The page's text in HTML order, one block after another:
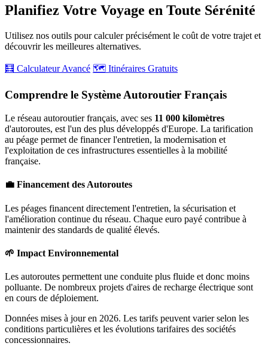
Planifiez Votre Voyage en Toute Sérénité
Utilisez nos outils pour calculer précisément le coût de votre trajet et
découvrir les meilleures alternatives.
🧮 Calculateur Avancé 🗺️ Itinéraires Gratuits
Comprendre le Système Autoroutier Français
Le réseau autoroutier français, avec ses 11 000 kilomètres
d'autoroutes, est l'un des plus développés d'Europe. La tarification
au péage permet de financer l'entretien, la modernisation et
l'exploitation de ces infrastructures essentielles à la mobilité
française.
💼 Financement des Autoroutes
Les péages financent directement l'entretien, la sécurisation et
l'amélioration continue du réseau. Chaque euro payé contribue à
maintenir des standards de qualité élevés.
🌱 Impact Environnemental
Les autoroutes permettent une conduite plus fluide et donc moins
polluante. De nombreux projets d'aires de recharge électrique sont
en cours de déploiement.
Données mises à jour en 2026. Les tarifs peuvent varier selon les
conditions particulières et les évolutions tarifaires des sociétés
concessionnaires.